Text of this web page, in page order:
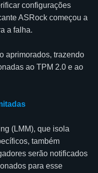
configurações
ASRock começou a
a falha.
aprimorados, trazendo
ao TPM 2.0 e ao
(LMM), que isola
também
serão notificados
para esse